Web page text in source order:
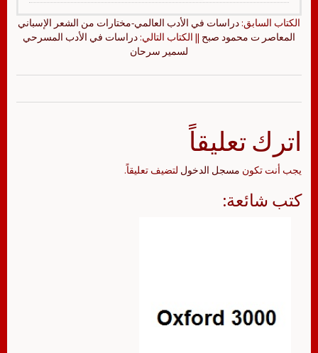
الكتاب السابق: دراسات في الأدب العالمي-مختارات من الشعر الإسباني
المعاصر ت محمود صبح || الكتاب التالي: دراسات في الأدب المسرحي
لسمير سرحان
اترك تعليقاً
يجب أنت تكون مسجل الدخول لتضيف تعليقاً.
كتب شائعة: